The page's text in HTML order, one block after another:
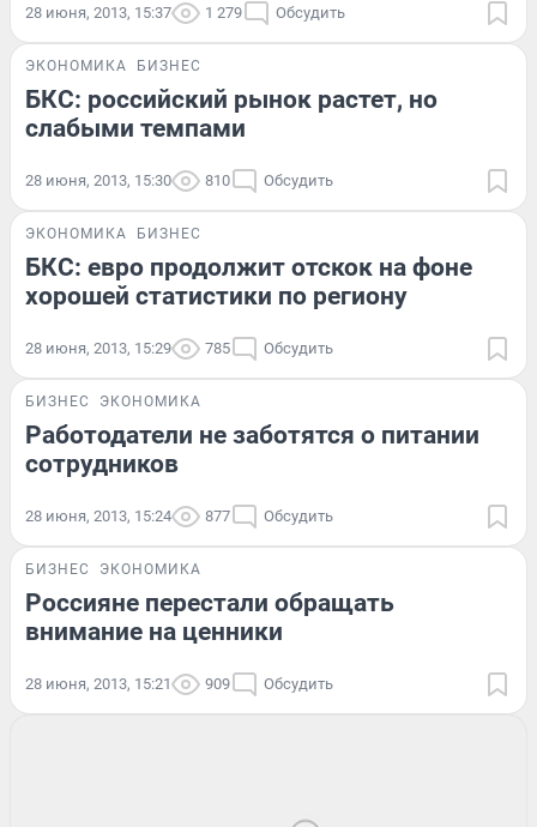
28 июня, 2013, 15:37 1 279 Обсудить
ЭКОНОМИКА БИЗНЕС
БКС: российский рынок растет, но
слабыми темпами
28 июня, 2013, 15:30 810 Обсудить
ЭКОНОМИКА БИЗНЕС
БКС: евро продолжит отскок на фоне
хорошей статистики по региону
28 июня, 2013, 15:29 785 Обсудить
БИЗНЕС ЭКОНОМИКА
Работодатели не заботятся о питании
сотрудников
28 июня, 2013, 15:24 877 Обсудить
БИЗНЕС ЭКОНОМИКА
Россияне перестали обращать
внимание на ценники
28 июня, 2013, 15:21 909 Обсудить